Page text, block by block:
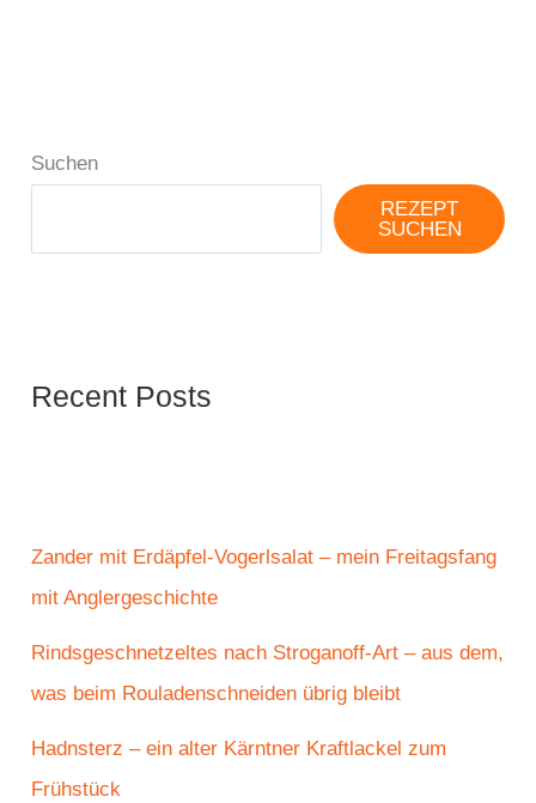
Suchen
REZEPT
SUCHEN
Recent Posts
Zander mit Erdäpfel-Vogerlsalat – mein Freitagsfang
mit Anglergeschichte
Rindsgeschnetzeltes nach Stroganoff-Art – aus dem,
was beim Rouladenschneiden übrig bleibt
Hadnsterz – ein alter Kärntner Kraftlackel zum
Frühstück